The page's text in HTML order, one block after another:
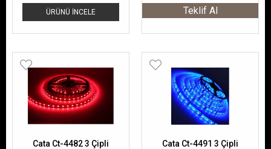
ÜRÜNÜ İNCELE Teklif Al
Cata Ct-4482 3 Çipli
Cata Ct-4491 3 Çipli